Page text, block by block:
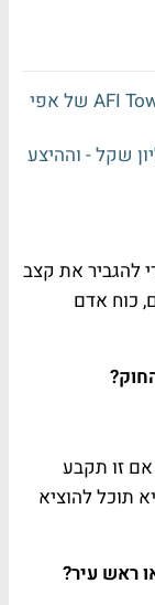
PwC תשכור כ-20 אלף מ"ר במגדל AFI Tower של אפי
דירת 4 חדרים ב-2.5 מיליון שקל - וההיצע
להגביר את קצב
כוח אדם
זו תקבע
תוכל להוציא
ראש עיר?